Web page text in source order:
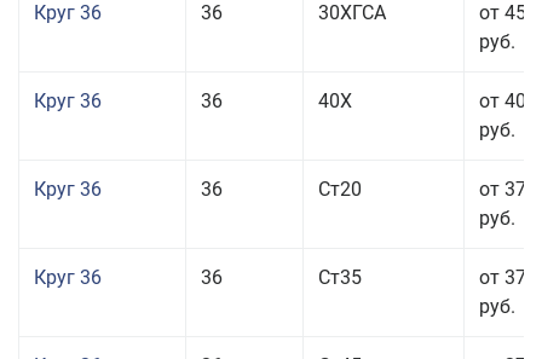
Круг 36 36 30ХГСА
от 45
руб.
Круг 36 36 40Х
от 40
руб.
Круг 36 36 Ст20
от 37
руб.
Круг 36 36 Ст35
от 37
руб.